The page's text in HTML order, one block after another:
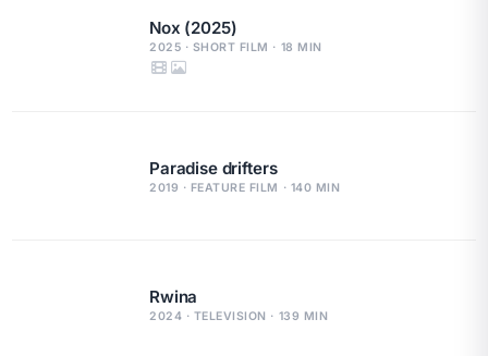
Nox (2025)
2025 · SHORT FILM · 18 MIN
Paradise drifters
2019 · FEATURE FILM · 140 MIN
Rwina
2024 · TELEVISION · 139 MIN